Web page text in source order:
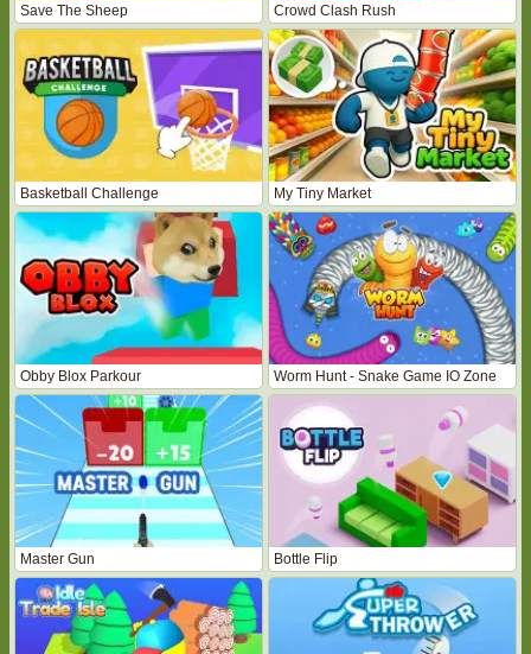
Save The Sheep Crowd Clash Rush
Basketball Challenge My Tiny Market
Obby Blox Parkour Worm Hunt - Snake Game IO Zone
Master Gun Bottle Flip